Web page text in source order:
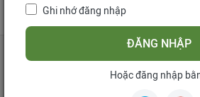
Mua bản tin điện tử
Ghi nhớ đăng nhập
ĐĂNG NHẬP
Hoặc đăng nhập